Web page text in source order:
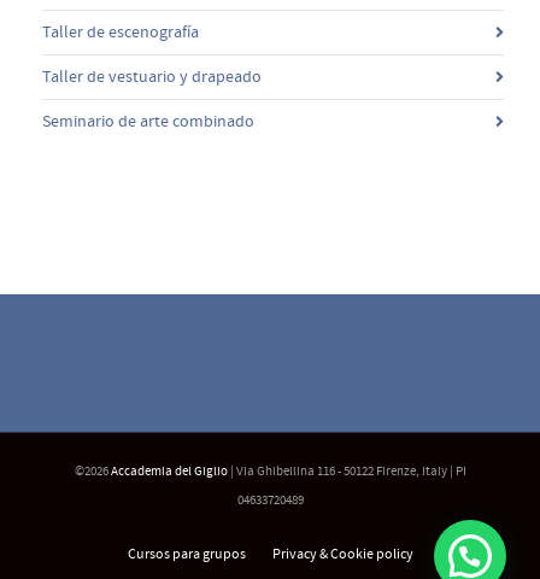
Taller de escenografía
Taller de vestuario y drapeado
Seminario de arte combinado
©2026Accademia del Giglio| Via Ghibellina 116 - 50122 Firenze, Italy | PI
04633720489
Cursos para grupos
Privacy & Cookie policy